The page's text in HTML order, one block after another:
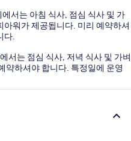
서는 아침 식사, 점심 식사 및 가
워가 제공됩니다. 미리 예약하셔
다.
서는 점심 식사, 저녁 식사 및 가벼
약하셔야 합니다. 특정일에 운영